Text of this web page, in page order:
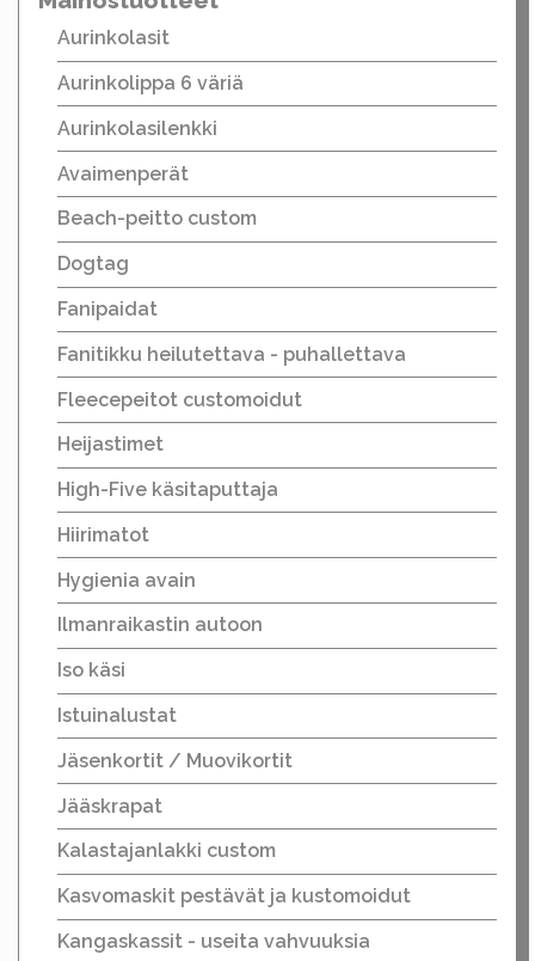
Aurinkolasit
Aurinkolippa 6 väriä
Aurinkolasilenkki
Avaimenperät
Beach-peitto custom
Dogtag
Fanipaidat
Fanitikku heilutettava - puhallettava
Fleecepeitot customoidut
Heijastimet
High-Five käsitaputtaja
Hiirimatot
Hygienia avain
Ilmanraikastin autoon
Iso käsi
Istuinalustat
Jäsenkortit / Muovikortit
Jääskrapat
Kalastajanlakki custom
Kasvomaskit pestävät ja kustomoidut
Kangaskassit - useita vahvuuksia